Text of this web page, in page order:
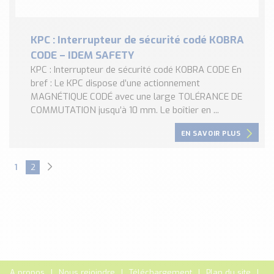
KPC : Interrupteur de sécurité codé KOBRA
CODE – IDEM SAFETY
KPC : Interrupteur de sécurité codé KOBRA CODE En
bref : Le KPC dispose d’une actionnement
MAGNÉTIQUE CODÉ avec une large TOLÉRANCE DE
COMMUTATION jusqu’à 10 mm. Le boîtier en ...
EN SAVOIR PLUS
1 2